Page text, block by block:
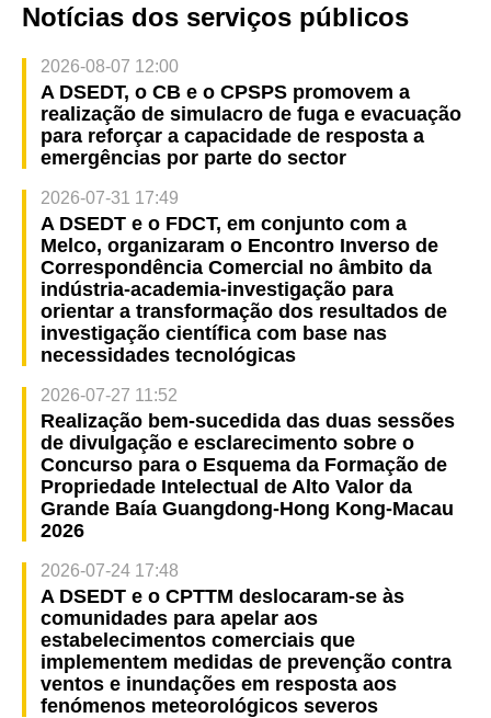
Notícias dos serviços públicos
2026-08-07 12:00
A DSEDT, o CB e o CPSPS promovem a
realização de simulacro de fuga e evacuação
para reforçar a capacidade de resposta a
emergências por parte do sector
2026-07-31 17:49
A DSEDT e o FDCT, em conjunto com a
Melco, organizaram o Encontro Inverso de
Correspondência Comercial no âmbito da
indústria-academia-investigação para
orientar a transformação dos resultados de
investigação científica com base nas
necessidades tecnológicas
2026-07-27 11:52
Realização bem-sucedida das duas sessões
de divulgação e esclarecimento sobre o
Concurso para o Esquema da Formação de
Propriedade Intelectual de Alto Valor da
Grande Baía Guangdong-Hong Kong-Macau
2026
2026-07-24 17:48
A DSEDT e o CPTTM deslocaram-se às
comunidades para apelar aos
estabelecimentos comerciais que
implementem medidas de prevenção contra
ventos e inundações em resposta aos
fenómenos meteorológicos severos